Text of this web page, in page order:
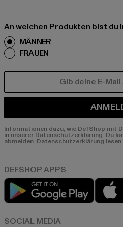
An welchen Produkten bist
MÄNNER
FRAUEN
Informationen dazu, wie DefShop mit
in unserer Datenschutzerklärung. Du
abmelden. Datenschutzerklärung lesen.
Play